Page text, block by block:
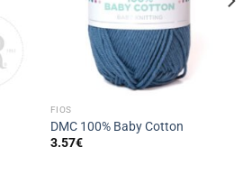
FIOS
DMC 100% Baby Cotton
3.57€